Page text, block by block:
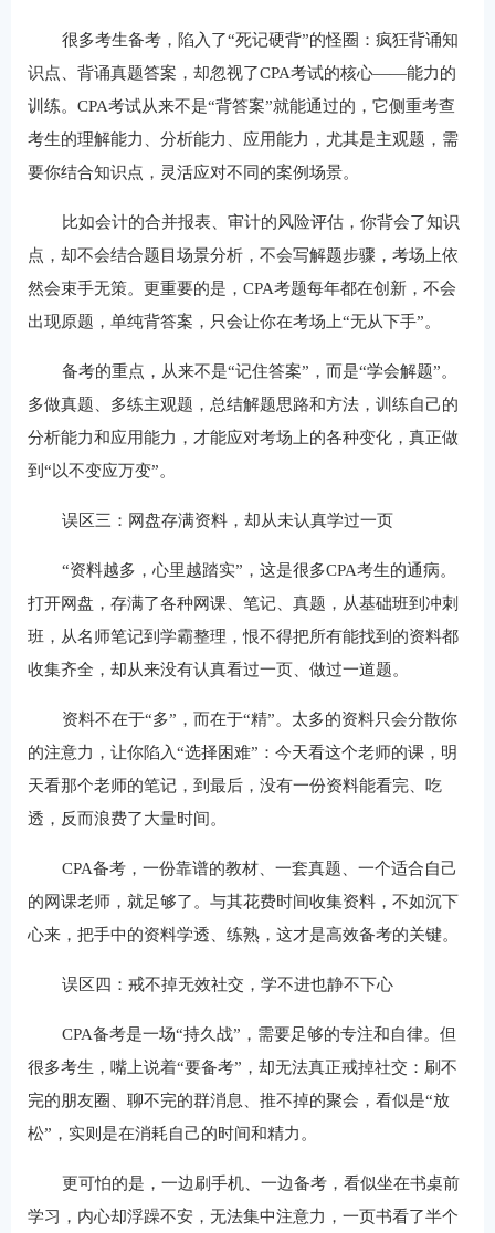
很多考生备考，陷入了“死记硬背”的怪圈：疯狂背诵知
识点、背诵真题答案，却忽视了CPA考试的核心——能力的
训练。CPA考试从来不是“背答案”就能通过的，它侧重考查
考生的理解能力、分析能力、应用能力，尤其是主观题，需
要你结合知识点，灵活应对不同的案例场景。
比如会计的合并报表、审计的风险评估，你背会了知识
点，却不会结合题目场景分析，不会写解题步骤，考场上依
然会束手无策。更重要的是，CPA考题每年都在创新，不会
出现原题，单纯背答案，只会让你在考场上“无从下手”。
备考的重点，从来不是“记住答案”，而是“学会解题”。
多做真题、多练主观题，总结解题思路和方法，训练自己的
分析能力和应用能力，才能应对考场上的各种变化，真正做
到“以不变应万变”。
误区三：网盘存满资料，却从未认真学过一页
“资料越多，心里越踏实”，这是很多CPA考生的通病。
打开网盘，存满了各种网课、笔记、真题，从基础班到冲刺
班，从名师笔记到学霸整理，恨不得把所有能找到的资料都
收集齐全，却从来没有认真看过一页、做过一道题。
资料不在于“多”，而在于“精”。太多的资料只会分散你
的注意力，让你陷入“选择困难”：今天看这个老师的课，明
天看那个老师的笔记，到最后，没有一份资料能看完、吃
透，反而浪费了大量时间。
CPA备考，一份靠谱的教材、一套真题、一个适合自己
的网课老师，就足够了。与其花费时间收集资料，不如沉下
心来，把手中的资料学透、练熟，这才是高效备考的关键。
误区四：戒不掉无效社交，学不进也静不下心
CPA备考是一场“持久战”，需要足够的专注和自律。但
很多考生，嘴上说着“要备考”，却无法真正戒掉社交：刷不
完的朋友圈、聊不完的群消息、推不掉的聚会，看似是“放
松”，实则是在消耗自己的时间和精力。
更可怕的是，一边刷手机、一边备考，看似坐在书桌前
学习，内心却浮躁不安，无法集中注意力，一页书看了半个